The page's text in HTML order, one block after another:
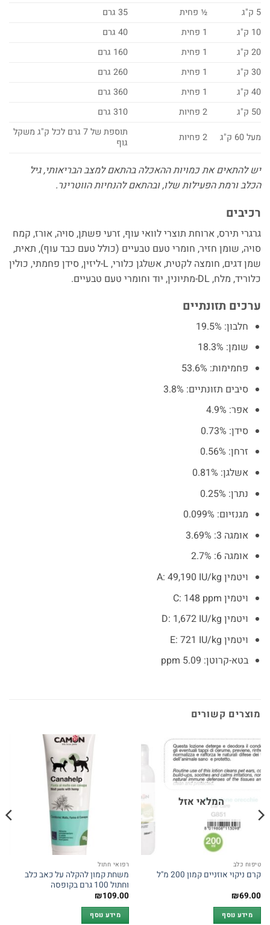
5 ק"ג ½ פחית
35 גרם
10 ק"ג
1 פחית
40 גרם
20 ק"ג
1 פחית
160 גרם
30 ק"ג
1 פחית
260 גרם
40 ק"ג
1 פחית
360 גרם
50 ק"ג
2 פחיות
310 גרם
מעל 60 ק"ג
2 פחיות
תוספת של 7 גרם לכל ק"ג משקל
גוף
יש להתאים את כמויות ההאכלה בהתאם למצב הבריאותי, גיל
הכלב ורמת הפעילות שלו, ובהתאם להנחיות הווטרינר.
רכיבים
גרגרי תירס, ארוחת תוצרי לוואי עוף, זרעי פשתן, סויה, אורז, קמח
סויה, שומן חזיר, חומרי טעם טבעיים (כולל טעם כבד עוף), תאית,
שמן דגים, חומצה לקטית, אשלגן כלורי, L-ליזין, סידן פחמתי, כולין
כלוריד, מלח, DL-מתיונין, יוד וחומרי טעם טבעיים.
ערכים תזונתיים
חלבון: 19.5%
שומן: 18.3%
פחמימות: 53.6%
סיבים תזונתיים: 3.8%
אפר: 4.9%
סידן: 0.73%
זרחן: 0.56%
אשלגן: 0.81%
נתרן: 0.25%
מגנזיום: 0.099%
אומגה 3: 3.69%
אומגה 6: 2.7%
ויטמין A: 49,190 IU/kg
ויטמין C: 148 ppm
ויטמין D: 1,672 IU/kg
ויטמין E: 721 IU/kg
בטא-קרוטן: 5.09 ppm
מוצרים קשורים
המלאי אזל
טיפוח כלב
קרם ניקוי אוזניים קמון 200 מ"ל
₪69.00
מידע נוסף
רפואי חתול
משחת קמון להקלה על כאב כלב
וחתול 100 גרם בקופסה
₪109.00
מידע נוסף